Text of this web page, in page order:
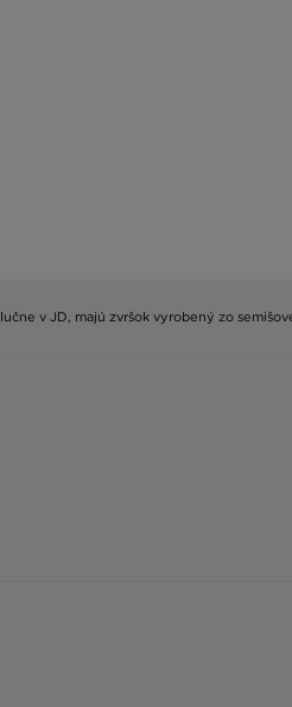
v JD, majú zvršok vyrobený zo